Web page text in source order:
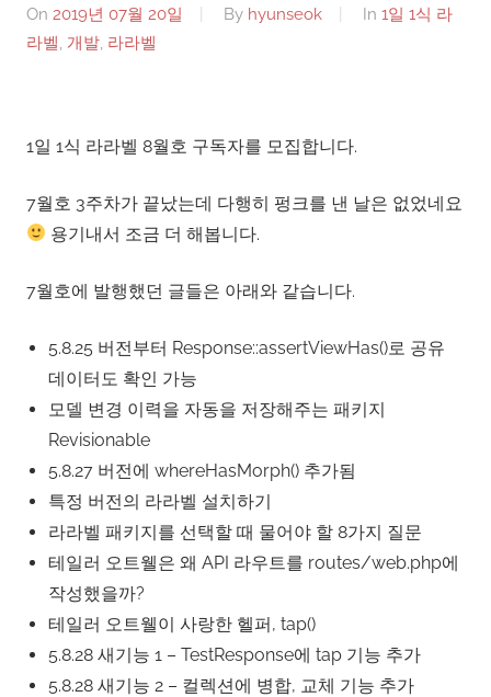
On 2019년 07월 20일 By hyunseok In 1일 1식 라
라벨, 개발, 라라벨
1일 1식 라라벨 8월호 구독자를 모집합니다.
7월호 3주차가 끝났는데 다행히 펑크를 낸 날은 없었네요
용기내서 조금 더 해봅니다.
7월호에 발행했던 글들은 아래와 같습니다.
5.8.25 버전부터 Response::assertViewHas()로 공유
데이터도 확인 가능
모델 변경 이력을 자동을 저장해주는 패키지
Revisionable
5.8.27 버전에 whereHasMorph() 추가됨
특정 버전의 라라벨 설치하기
라라벨 패키지를 선택할 때 물어야 할 8가지 질문
테일러 오트웰은 왜 API 라우트를 routes/web.php에
작성했을까?
테일러 오트웰이 사랑한 헬퍼, tap()
5.8.28 새기능 1 – TestResponse에 tap 기능 추가
5.8.28 새기능 2 – 컬렉션에 병합, 교체 기능 추가